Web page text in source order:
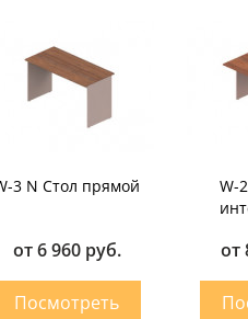
3 N Стол прямой
от 6 960 руб.
W-
от